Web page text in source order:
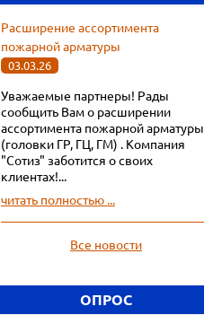
Расширение ассортимента
пожарной арматуры
03.03.26
Уважаемые партнеры! Рады
сообщить Вам о расширении
ассортимента пожарной арматуры
(головки ГР, ГЦ, ГМ) . Компания
"Сотиз" заботится о своих
клиентах!...
читать полностью ...
Все новости
ОПРОС